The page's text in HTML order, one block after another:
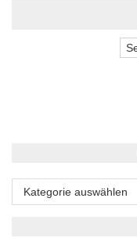
Kategorien